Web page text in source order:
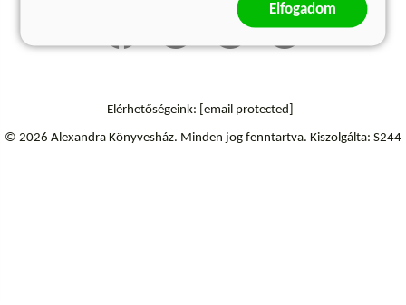
Elérhetőségeink: [email protected]
© 2026 Alexandra Könyvesház. Minden jog fenntartva. Kiszolgálta: S244
Elfogadom